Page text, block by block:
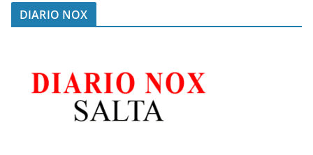
DIARIO NOX